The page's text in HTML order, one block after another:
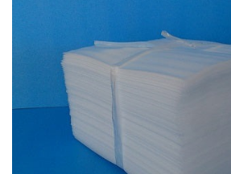
2025.8.4
夏季休業のお知らせ...
2024.2.27
全国へ確実・迅速に納品...
2024.2.27
オンラインショップを開設いたしました。...